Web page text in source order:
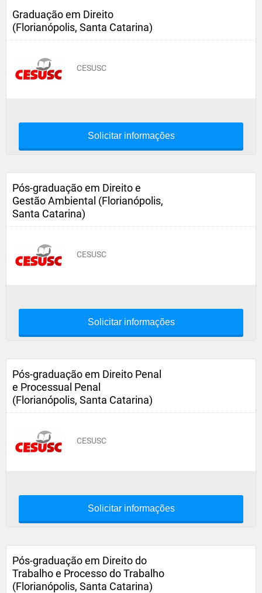
Graduação em Direito
(Florianópolis, Santa Catarina)
CESUSC
Solicitar informações
Pós-graduação em Direito e
Gestão Ambiental (Florianópolis,
Santa Catarina)
CESUSC
Solicitar informações
Pós-graduação em Direito Penal
e Processual Penal
(Florianópolis, Santa Catarina)
CESUSC
Solicitar informações
Pós-graduação em Direito do
Trabalho e Processo do Trabalho
(Florianópolis, Santa Catarina)